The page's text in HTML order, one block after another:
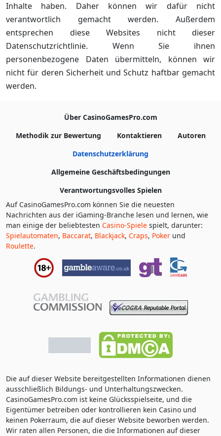
Inhalte haben. Daher können wir dafür nicht
verantwortlich gemacht werden. Außerdem
entsprechen diese Websites nicht dieser
Datenschutzrichtlinie. Wenn Sie ihnen
personenbezogene Daten übermitteln, können wir
nicht für deren Sicherheit und Schutz haftbar gemacht
werden.
Über CasinoGamesPro.com
Methodik zur Bewertung
Kontaktieren
Autoren
Datenschutzerklärung
Allgemeine Geschäftsbedingungen
Verantwortungsvolles Spielen
Auf CasinoGamesPro.com können Sie die neuesten
Nachrichten aus der iGaming-Branche lesen und lernen, wie
man einige der beliebtesten Casino-Spiele spielt, darunter:
Spielautomaten, Baccarat, Blackjack, Craps, Poker und
Roulette.
Die auf dieser Website bereitgestellten Informationen dienen
ausschließlich Bildungs- und Unterhaltungszwecken.
CasinoGamesPro.com ist keine Glücksspielseite, und die
Eigentümer betreiben oder kontrollieren kein Casino und
keinen Pokerraum, die auf dieser Website beworben werden.
Wir raten allen Personen, die die Informationen auf dieser